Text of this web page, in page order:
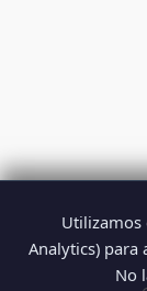
© 2026
Utilizamos
Analytics) para
No